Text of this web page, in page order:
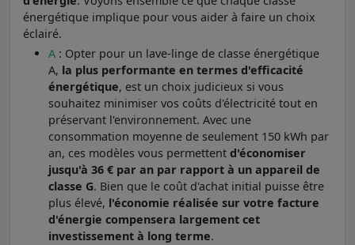
énergétique implique pour vous aider à faire un choix
éclairé.
A : Opter pour un lave-linge de classe énergétique
A, la plus performante en termes d'efficacité
énergétique, est un choix judicieux si vous
souhaitez minimiser vos coûts d'électricité tout en
préservant l'environnement. Avec une
consommation moyenne de seulement 150 kWh par
an, ces modèles vous permettent d'économiser
jusqu'à 36 € par an par rapport à un appareil de
classe G. Bien que le coût d'achat initial puisse être
plus élevé, l'économie réalisée sur votre facture
d'énergie compensera largement cet
investissement à long terme.